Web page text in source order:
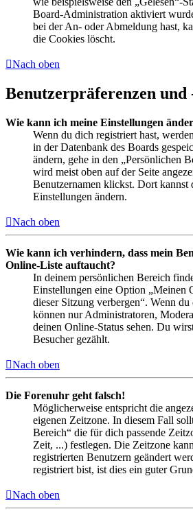
Board-Administration aktiviert
bei der An- oder Abmeldung hast,
die Cookies löscht.
Nach oben
Benutzerpräferenzen und
Wie kann ich meine Einstellungen
Wenn du dich registriert hast,
in der Datenbank des Boards
ändern, gehe in den „Persönlichen
wird meist oben auf der Seite
Benutzernamen klickst. Dort kannst
Einstellungen ändern.
Nach oben
Wie kann ich verhindern, dass mein
Online-Liste auftaucht?
In deinem persönlichen Bereich
Einstellungen eine Option „Meinen
dieser Sitzung verbergen“. Wenn
können nur Administratoren,
deinen Online-Status sehen. Du
Besucher gezählt.
Nach oben
Die Forenuhr geht falsch!
Möglicherweise entspricht die
eigenen Zeitzone. In diesem Fall
Bereich“ die für dich passende
Zeit, ...) festlegen. Die Zeitzone
registrierten Benutzern geändert
registriert bist, ist dies ein guter
Nach oben